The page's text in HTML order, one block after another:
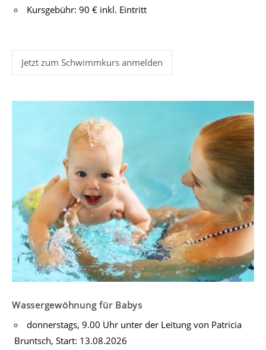
Kursgebühr: 90 € inkl. Eintritt
Jetzt zum Schwimmkurs anmelden
Wassergewöhnung für Babys
donnerstags, 9.00 Uhr unter der Leitung von Patricia
Bruntsch, Start: 13.08.2026